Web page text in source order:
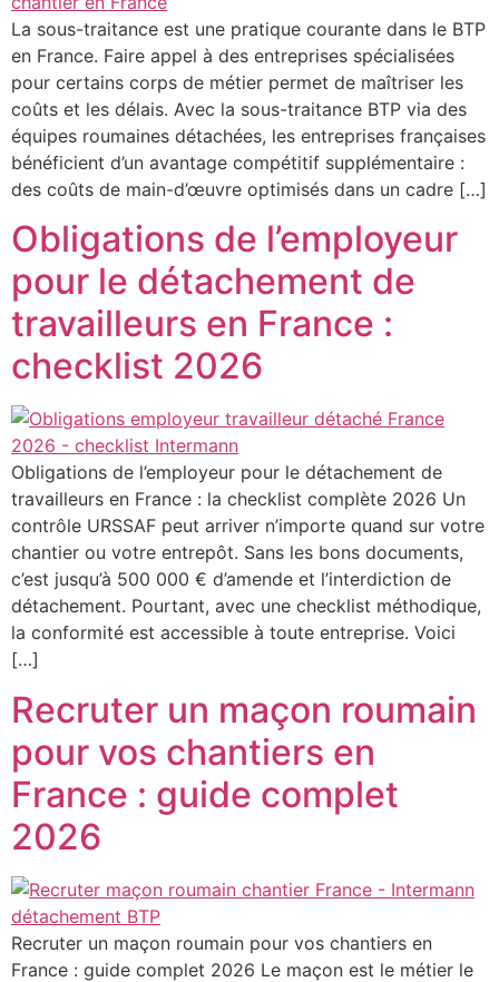
La sous-traitance est une pratique courante dans le BTP
en France. Faire appel à des entreprises spécialisées
pour certains corps de métier permet de maîtriser les
coûts et les délais. Avec la sous-traitance BTP via des
équipes roumaines détachées, les entreprises françaises
bénéficient d’un avantage compétitif supplémentaire :
des coûts de main-d’œuvre optimisés dans un cadre […]
Obligations de l’employeur
pour le détachement de
travailleurs en France :
checklist 2026
Obligations de l’employeur pour le détachement de
travailleurs en France : la checklist complète 2026 Un
contrôle URSSAF peut arriver n’importe quand sur votre
chantier ou votre entrepôt. Sans les bons documents,
c’est jusqu’à 500 000 € d’amende et l’interdiction de
détachement. Pourtant, avec une checklist méthodique,
la conformité est accessible à toute entreprise. Voici
[…]
Recruter un maçon roumain
pour vos chantiers en
France : guide complet
2026
Recruter un maçon roumain pour vos chantiers en
France : guide complet 2026 Le maçon est le métier le